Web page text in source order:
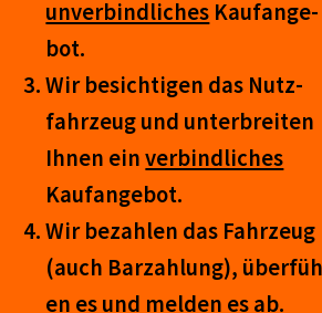
un­ver­bind­lich­es Kauf­an­ge­
bot.
Wir be­sicht­igen das Nutz­
fahr­zeug und un­ter­breit­en
Ihnen einver­bind­liches
Kauf­an­ge­bot.
Wir be­zahl­en das Fahr­zeug
(auch Barzahlung),
en es und mel­den es ab.